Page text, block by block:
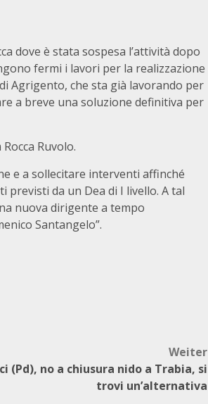
dove è stata sospesa l’attività dopo
fermi i lavori per la realizzazione
Agrigento, che sta già lavorando per
a breve una soluzione definitiva per
Ruvolo.
e a sollecitare interventi affinché
previsti da un Dea di I livello. A tal
nuova dirigente a tempo
Santangelo”.
Weiter
(Pd), no a chiusura nido a Trabia, si
trovi un’alternativa